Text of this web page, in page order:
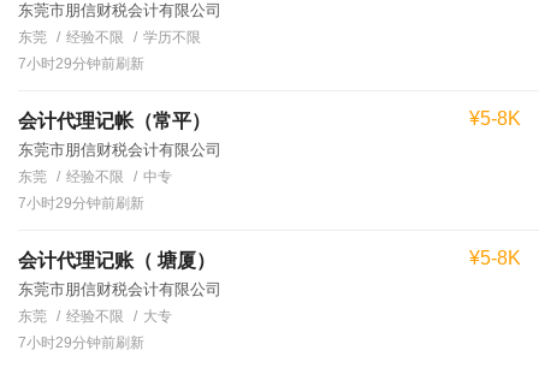
东莞市朋信财税会计有限公司
东莞 经验不限
学历不限
7小时29分钟前刷新
会计代理记帐（常平）
东莞市朋信财税会计有限公司
¥5-8K
东莞 经验不限
中专
7小时29分钟前刷新
会计代理记账（ 塘厦）
东莞市朋信财税会计有限公司
¥5-8K
东莞 经验不限
大专
7小时29分钟前刷新